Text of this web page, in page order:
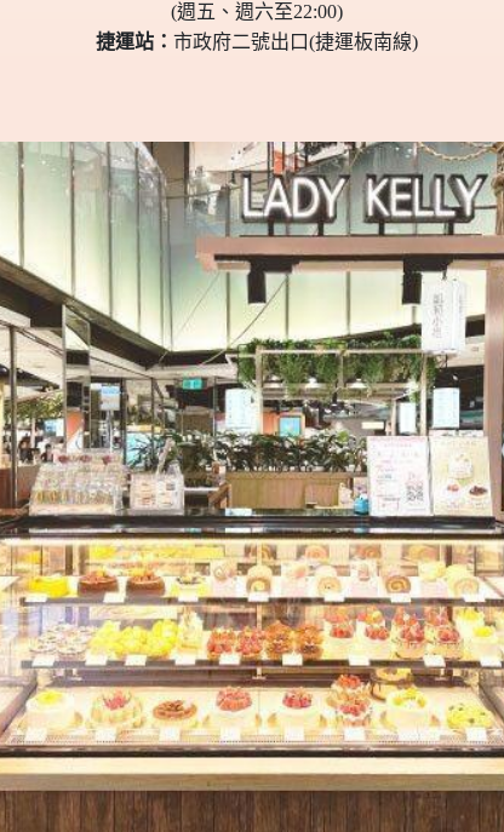
(週五、週六至22:00)
捷運站： 市政府二號出口(捷運板南線)